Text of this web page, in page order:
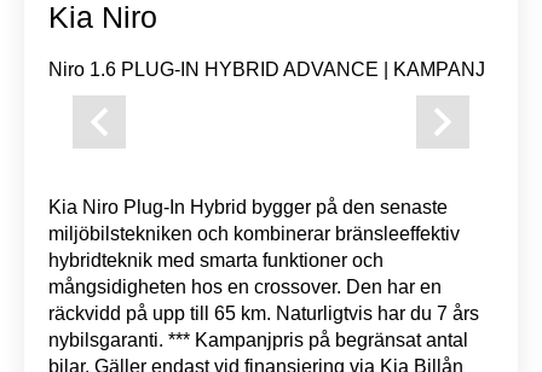
Kia Niro
Niro 1.6 PLUG-IN HYBRID ADVANCE | KAMPANJ
Previous Next
Kia Niro Plug-In Hybrid bygger på den senaste
miljöbilstekniken och kombinerar bränsleeffektiv
hybridteknik med smarta funktioner och
mångsidigheten hos en crossover. Den har en
räckvidd på upp till 65 km. Naturligtvis har du 7 års
nybilsgaranti. *** Kampanjpris på begränsat antal
bilar. Gäller endast vid finansiering via Kia Billån